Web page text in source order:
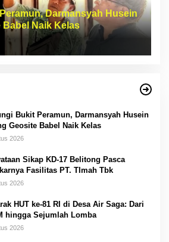
Darmansyah Husein
Babel Naik Kelas
Bukit Peramun, Darmansyah Husein
Geosite Babel Naik Kelas
2026
Sikap KD-17 Belitong Pasca
Fasilitas PT. TImah Tbk
2026
HUT ke-81 RI di Desa Air Saga: Dari
hingga Sejumlah Lomba
2026